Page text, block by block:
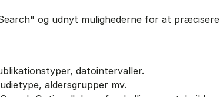
og udnyt mulighederne for at præcisere
datointervaller.
aldersgrupper mv.